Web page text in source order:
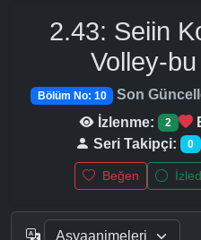
2.43: Seiin
Volley-bu
Bölüm No: 10 Son
İzlenme:
2
Seri Takipçi: 0
Beğen